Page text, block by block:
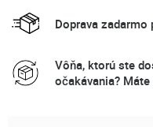
Doprava zadarmo
Vôňa, ktorú ste
očakávania?